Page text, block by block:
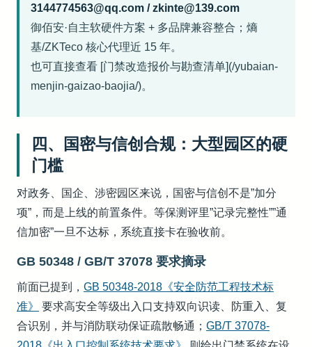
3144774563@qq.com / zkinte@139.com
御佰安·自主软硬件方案 + 多品牌兼容整合；熵
基/ZKTeco 核心代理近 15 年。
也可直接查看 [门禁改造报价与勘查清单](/yubaian-
menjin-gaizao-baojia/)。
四、国密与信创合规：大型园区的硬
门槛
对政务、国企、涉密园区来说，国密与信创不是”加分
项”，而是上线的前置条件。等保测评里”记录完整性””通
信加密”一旦不达标，系统直接卡在验收前。
GB 50348 / GB/T 37078 要求摘录
前面已提到， GB 50348-2018《安全防范工程技术标
准》
要求高安全等级出入口支持双向识读、防重入、复
合识别，并与消防联动保证疏散畅通； GB/T 37078-